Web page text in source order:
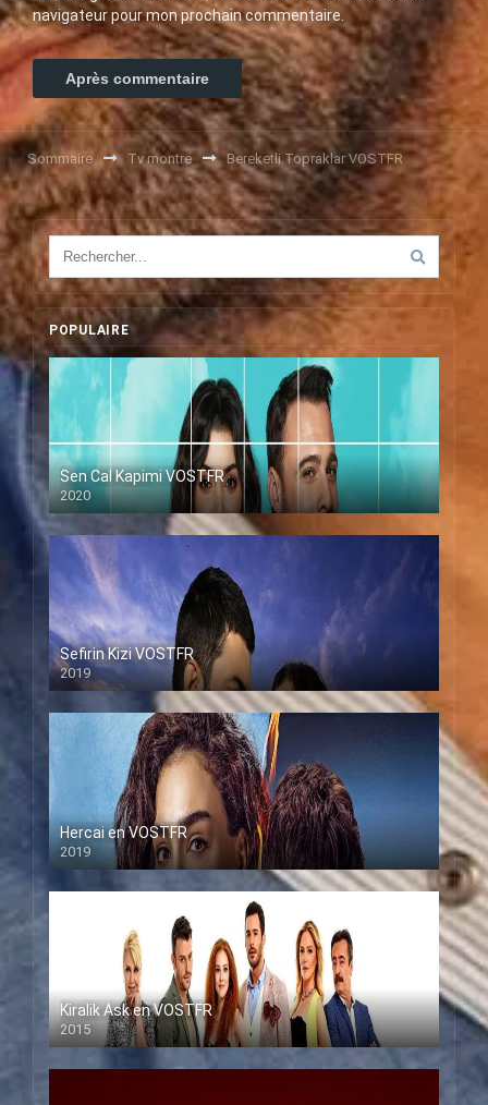
navigateur pour mon prochain commentaire.
Sommaire Tv montre Bereketli Topraklar VOSTFR
POPULAIRE
Sen Cal Kapimi VOSTFR
2020
Sefirin Kizi VOSTFR
2019
Hercai en VOSTFR
2019
Kiralik Ask en VOSTFR
2015